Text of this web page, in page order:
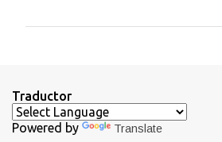
a
r
Traductor
Powered by Translate